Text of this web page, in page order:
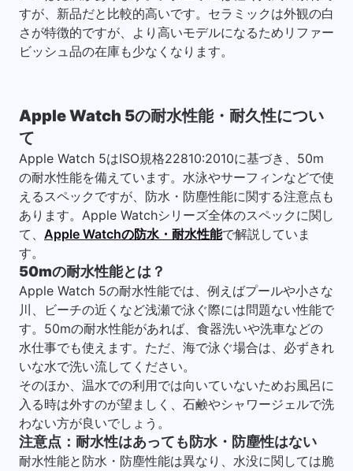
すが、新品だと比較的高いです。セラミックは外観の白
さが特徴的ですが、より高いモデルになるためリファー
ビッシュ品の在庫も少なくなります。
Apple Watch 5の耐水性能・耐久性につい
て
Apple Watch 5はISO規格22810:2010に基づき、50m
の耐水性能を備えています。水泳やサーフィンなどで使
えるスペックですが、防水・防塵性能に関する注意点も
あります。Apple Watchシリーズ全体のスペックに関し
て、 Apple Watchの防水・耐水性能で解説していま
す。
50mの耐水性能とは？
Apple Watch 5の耐水性能では、例えばプールや小さな
川、ビーチの近くなど浅瀬で泳ぐ際には問題ない性能で
す。50mの耐水性能があれば、食器洗いや洗車などの
水仕事でも使えます。ただ、海で泳ぐ場合は、必ずきれ
いな水で洗い流してください。
そのほか、温水での利用では向いていないためお風呂に
入る時は外すのが望ましく、石鹸やシャワージェルで洗
わない方が良いでしょう。
注意点：耐水性はあっても防水・防塵性はない
耐水性能と防水・防塵性能は異なり、水没に関しては脆